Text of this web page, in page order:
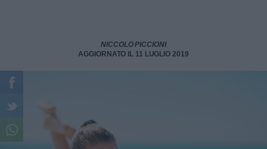
NICCOLO PICCIONI
AGGIORNATO IL 11 LUGLIO 2019